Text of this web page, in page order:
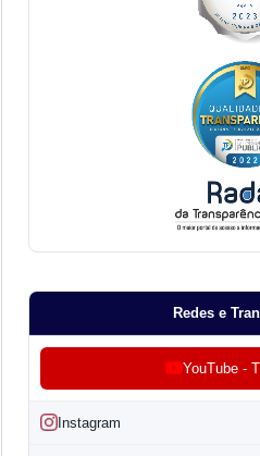
Redes e
YouTube -
Instagram